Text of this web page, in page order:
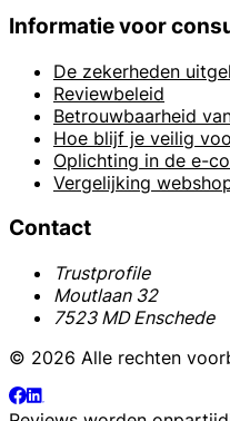
Informatie voor
De zekerheden
Reviewbeleid
Betrouwbaarheid
Hoe blijf je veilig
Oplichting in de e-
Vergelijking
Contact
Trustprofile
Moutlaan 32
7523 MD Enschede
© 2026 Alle rechten